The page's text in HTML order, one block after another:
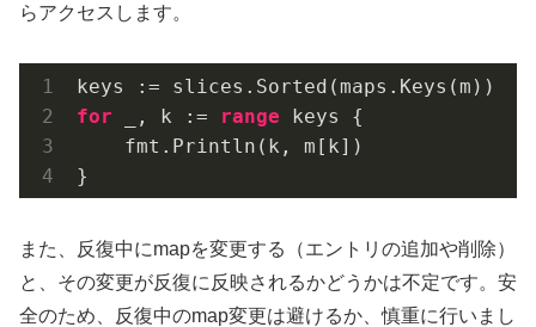
らアクセスします。
for _, k := range keys {
    fmt.Println(k, m[k])
また、反復中にmapを変更する（エントリの追加や削除）
と、その変更が反復に反映されるかどうかは不定です。安
全のため、反復中のmap変更は避けるか、慎重に行いまし